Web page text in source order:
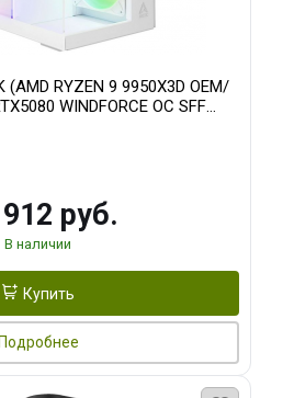
RYZEN 9 9950X3D OEM/
WINDFORCE OC SFF
ГБ SSD)
руб.
В наличии
Купить
Подробнее